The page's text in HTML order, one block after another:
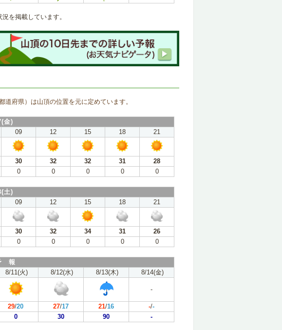
を掲載しています。
府県）は山頂の位置を元に定めています。
金)
09 12 15 18
21
30 32 32 31
28
0 0 0 0 0
土)
09 12 15 18
21
30 32 34 31
26
0 0 0 0 0
報
8/11(火) 8/12(水) 8/13(木) 8/14(金)
-
29/20 27/17 21/16 -/-
0 30 90 -